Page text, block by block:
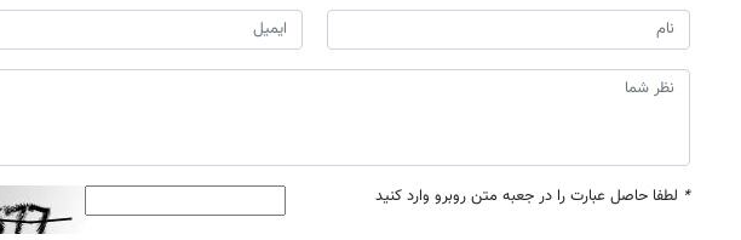
* لطفا حاصل عبارت را در جعبه متن روبرو وارد کنید